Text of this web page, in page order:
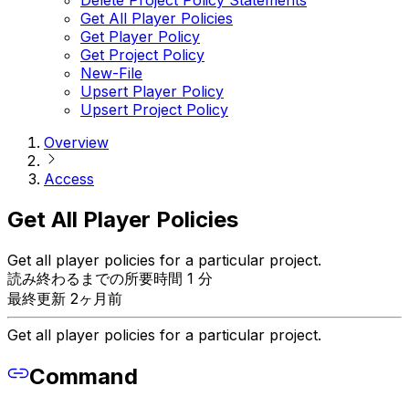
Get All Player Policies
Get Player Policy
Get Project Policy
New-File
Upsert Player Policy
Upsert Project Policy
Overview
Access
Get All Player Policies
Get all player policies for a particular project.
読み終わるまでの所要時間 1 分
最終更新 2ヶ月前
Get all player policies for a particular project.
Command